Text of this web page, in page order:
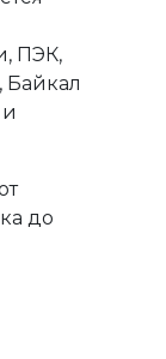
ПЭК,
Байкал
до